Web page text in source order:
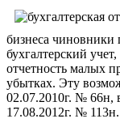
бизнеса чиновники
бухгалтерский
отчетность малых
убытках. Эту
02.07.2010г. № 66н,
17.08.2012г. № 113н.